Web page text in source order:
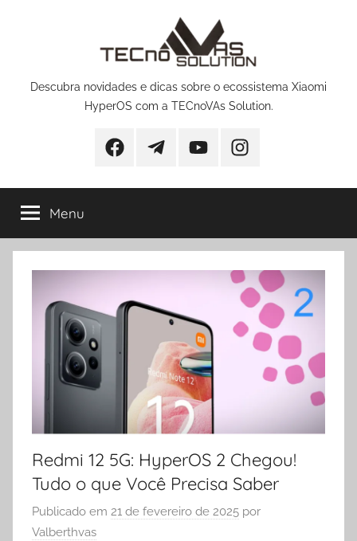
Descubra novidades e dicas sobre o ecossistema Xiaomi
HyperOS com a TECnoVAs Solution.
FacebookTelegramYouTubeInstagram
Menu
Redmi 12 5G: HyperOS 2 Chegou!
Tudo o que Você Precisa Saber
Publicado em 21 de fevereiro de 2025 por
Valberthvas